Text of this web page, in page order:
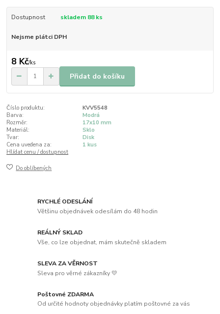
Dostupnost skladem 88 ks
Nejsme plátci DPH
8 Kč/ks
Přidat do košíku
Číslo produktu:
KVV5548
Barva:
Modrá
Rozměr:
17x10 mm
Materiál:
Sklo
Tvar:
Disk
Cena uvedena za:
1 kus
Hlídat cenu / dostupnost
Do oblíbených
RYCHLÉ ODESLÁNÍ
Většinu objednávek odesílám do 48 hodin
REÁLNÝ SKLAD
Vše, co lze objednat, mám skutečně skladem
SLEVA ZA VĚRNOST
Sleva pro věrné zákazníky 💛
Poštovné ZDARMA
Od určité hodnoty objednávky platím poštovné za vás